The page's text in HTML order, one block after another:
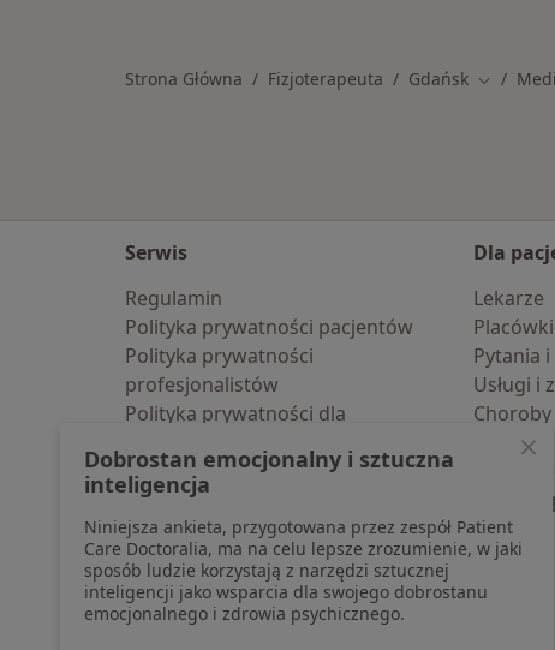
Strona Główna Fizjoterapeuta Gdańsk Zmień
Serwis
Regulamin
Polityka prywatności pacjentów
Polityka prywatności
profesjonalistów
Polityka prywatności dla
pozyskaliśmy samodzielnie
Polityka cookies
Jak działają wyniki wyszukiwania
Dostępność
O nas
Praca Rekrutujemy!
Dla
Lekarze
Pytania
Usługi i
Choroby
Pomoc
Blog
Dobrostan emocjonalny i sztuczna
inteligencja
Niniejsza ankieta, przygotowana przez zespół Patient
Care Doctoralia, ma na celu lepsze zrozumienie, w jaki
sposób ludzie korzystają z narzędzi sztucznej
inteligencji jako wsparcia dla swojego dobrostanu
emocjonalnego i zdrowia psychicznego.